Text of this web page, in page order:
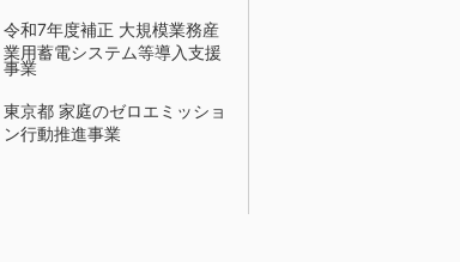
令和7年度補正 大規模業務産
業用蓄電システム等導入支援
事業
東京都 家庭のゼロエミッショ
ン行動推進事業